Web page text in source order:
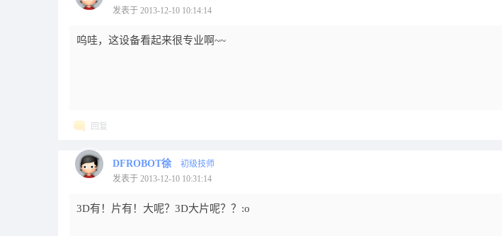
发表于 2013-12-10 10:14:14
呜哇，这设备看起来很专业啊~~
回复
DFROBOT徐
初级技师
发表于 2013-12-10 10:31:14
3D有！片有！大呢？3D大片呢？？:o